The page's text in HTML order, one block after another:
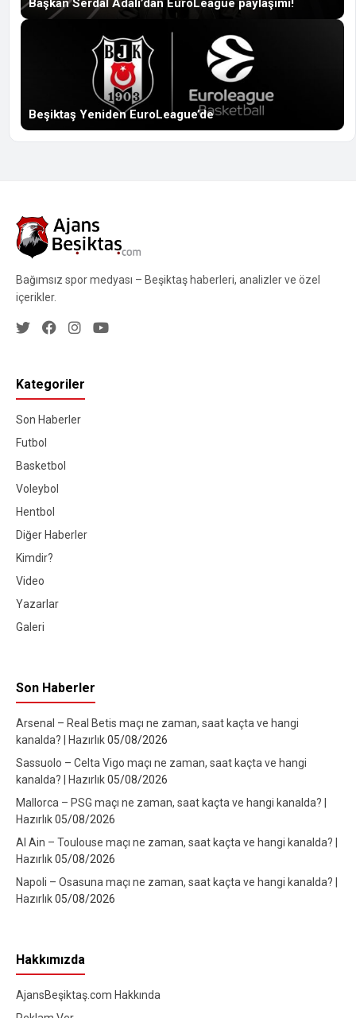
Başkan Serdal Adalı’dan EuroLeague paylaşımı!
Beşiktaş Yeniden EuroLeague’de
Bağımsız spor medyası – Beşiktaş haberleri, analizler ve özel
içerikler.
Kategoriler
Son Haberler
Futbol
Basketbol
Voleybol
Hentbol
Diğer Haberler
Kimdir?
Video
Yazarlar
Galeri
Son Haberler
Arsenal – Real Betis maçı ne zaman, saat kaçta ve hangi
kanalda? | Hazırlık05/08/2026
Sassuolo – Celta Vigo maçı ne zaman, saat kaçta ve hangi
kanalda? | Hazırlık05/08/2026
Mallorca – PSG maçı ne zaman, saat kaçta ve hangi kanalda? |
Hazırlık05/08/2026
Al Ain – Toulouse maçı ne zaman, saat kaçta ve hangi kanalda? |
Hazırlık05/08/2026
Napoli – Osasuna maçı ne zaman, saat kaçta ve hangi kanalda? |
Hazırlık05/08/2026
Hakkımızda
AjansBeşiktaş.com Hakkında